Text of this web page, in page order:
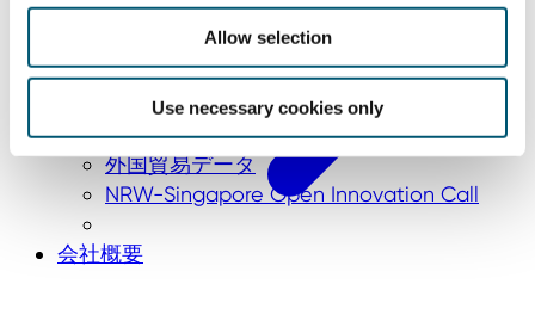
Allow selection
Use necessary cookies only
国際見本市
企業向け視察ツアー
外国貿易データ
NRW-Singapore Open Innovation Call
会社概要